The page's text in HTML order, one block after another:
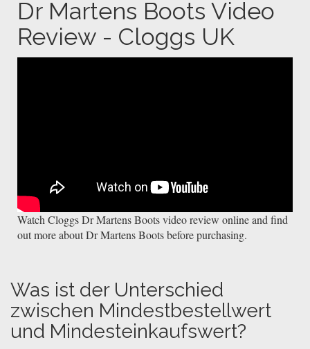
Dr Martens Boots Video
Review - Cloggs UK
Watch Cloggs Dr Martens Boots video review online and find
out more about Dr Martens Boots before purchasing.
Was ist der Unterschied
zwischen Mindestbestellwert
und Mindesteinkaufswert?